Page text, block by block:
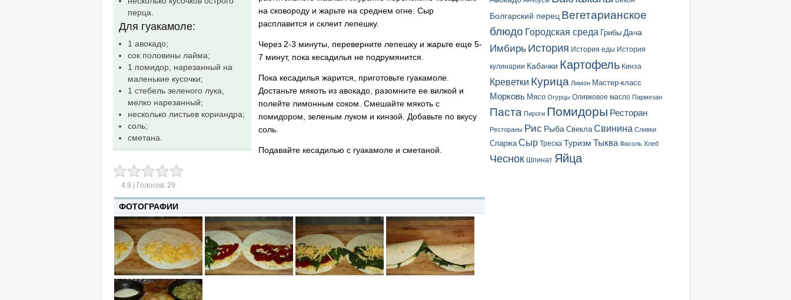
перца.
Для гуакамоле:
1 авокадо;
сок половины лайма;
1 помидор, нарезанный на
маленькие кусочки;
1 стебель зеленого лука,
мелко нарезанный;
несколько листьев кориандра;
соль;
сметана.
на сковороду и жарьте на среднем огне. Сыр
расплавится и склеит лепешку.
Через 2-3 минуты, переверните лепешку и жарьте еще 5-
7 минут, пока кесадилья не подрумянится.
Пока кесадилья жарится, приготовьте гуакамоле.
Достаньте мякоть из авокадо, разомните ее вилкой и
полейте лимонным соком. Смешайте мякоть с
помидором, зеленым луком и кинзой. Добавьте по вкусу
соль.
Подавайте кесадилью с гуакамоле и сметаной.
4.9 | Голосов: 29
ФОТОГРАФИИ
Болгарский перец Вегетарианское
блюдо Городская среда Грибы Дача
Имбирь История История еды История
кулинарии Кабачки Картофель Кинза
Креветки Курица Лимон Мастер-класс
Морковь Мясо Огурцы Оливковое масло Пармезан
Паста Пироги Помидоры Ресторан
Рестораны Рис Рыба Свекла Свинина Сливки
Спаржа Сыр Треска Туризм Тыква Фасоль Хлеб
Чеснок Шпинат Яйца